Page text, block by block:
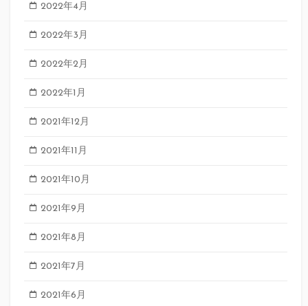
2022年4月
2022年3月
2022年2月
2022年1月
2021年12月
2021年11月
2021年10月
2021年9月
2021年8月
2021年7月
2021年6月